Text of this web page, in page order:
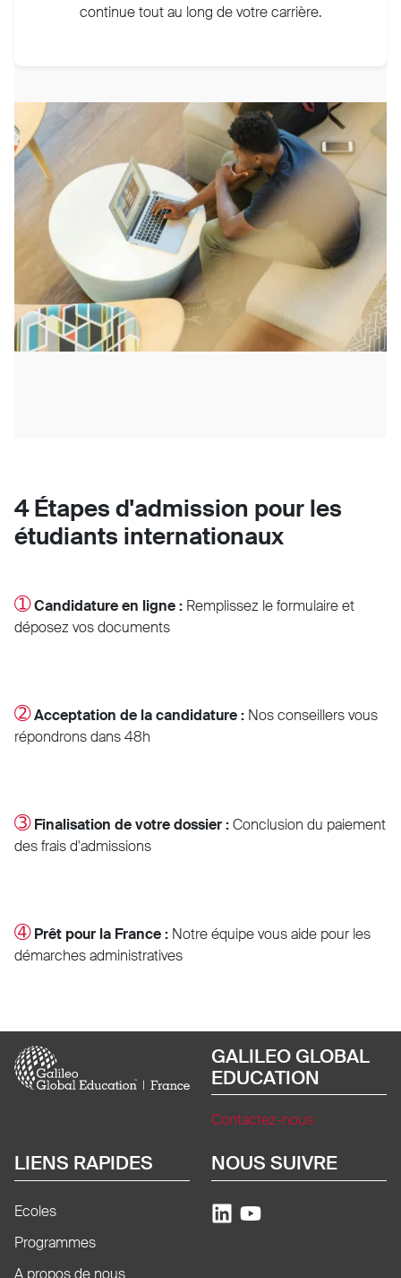
continue tout au long de votre carrière.
4 Étapes d'admission pour les
étudiants internationaux
➀Candidature en ligne : Remplissez le formulaire et
déposez vos documents
➁Acceptation de la candidature : Nos conseillers vous
répondrons dans 48h
➂ Finalisation de votre dossier :Conclusion du paiement
des frais d'admissions
➃ Prêt pour la France : Notre équipe vous aide pour les
démarches administratives
Image
GALILEO GLOBAL
EDUCATION
Contactez-nous
LIENS RAPIDES
Ecoles
Programmes
A propos de nous
NOUS SUIVRE